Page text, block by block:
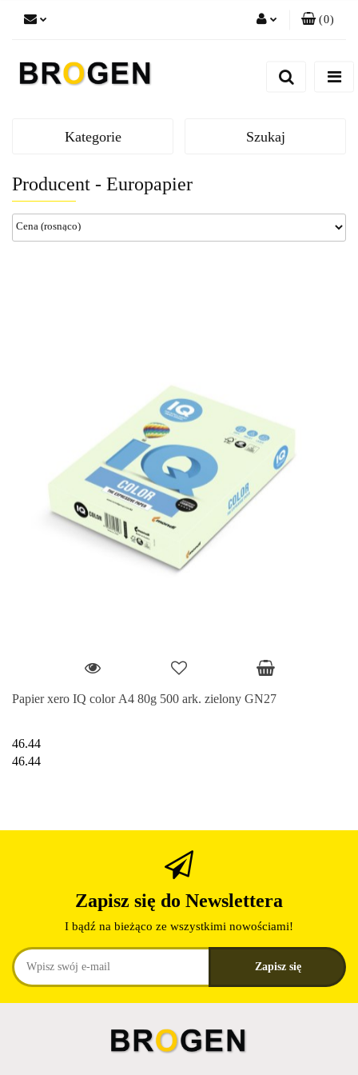
Zgody cookies
(0)
Kategorie Szukaj
Producent - Europapier
Papier xero IQ color A4 80g 500 ark. zielony GN27
46.44
46.44
Zapisz się do Newslettera
I bądź na bieżąco ze wszystkimi nowościami!